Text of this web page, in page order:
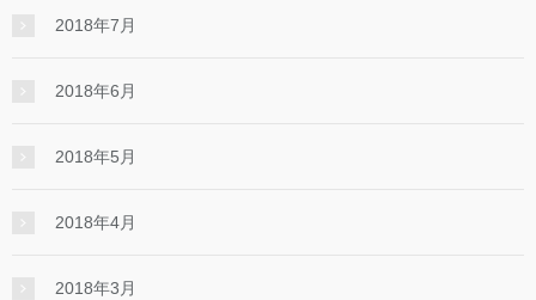
2018年7月
2018年6月
2018年5月
2018年4月
2018年3月